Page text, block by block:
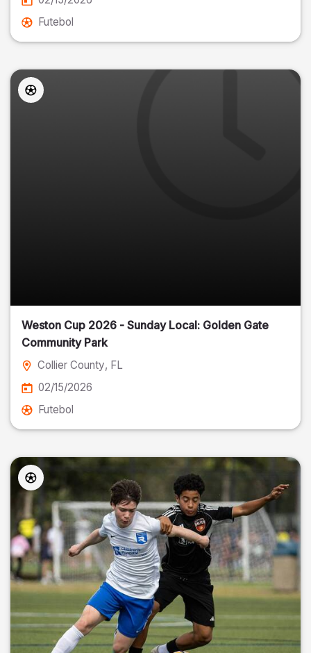
Futebol
Weston Cup 2026 - Sunday Local: Golden Gate
Community Park
Collier County, FL
02/15/2026
Futebol